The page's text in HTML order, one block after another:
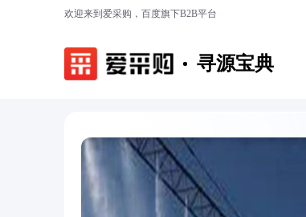
欢迎来到爱采购，百度旗下B2B平台
寻源宝典